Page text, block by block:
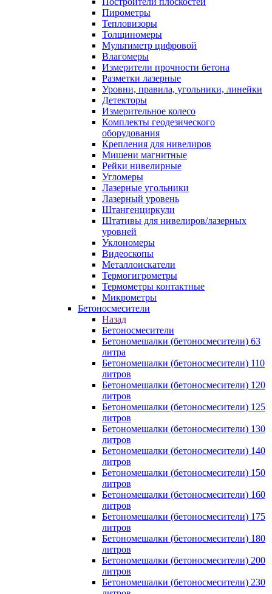
Пирометры
Тепловизоры
Толщиномеры
Мультиметр цифровой
Влагомеры
Измерители прочности бетона
Разметки лазерные
Уровни, правила, угольники, линейки
Детекторы
Измерительное колесо
Комплекты геодезического
оборудования
Крепления для нивелиров
Мишени магнитные
Рейки нивелирные
Угломеры
Лазерные угольники
Лазерный уровень
Штангенциркули
Штативы для нивелиров/лазерных
уровней
Уклономеры
Видеоскопы
Металлоискатели
Термогигрометры
Термометры контактные
Микрометры
Бетоносмесители
Назад
Бетоносмесители
Бетономешалки (бетоносмесители) 63
литра
Бетономешалки (бетоносмесители) 110
литров
Бетономешалки (бетоносмесители) 120
литров
Бетономешалки (бетоносмесители) 125
литров
Бетономешалки (бетоносмесители) 130
литров
Бетономешалки (бетоносмесители) 140
литров
Бетономешалки (бетоносмесители) 150
литров
Бетономешалки (бетоносмесители) 160
литров
Бетономешалки (бетоносмесители) 175
литров
Бетономешалки (бетоносмесители) 180
литров
Бетономешалки (бетоносмесители) 200
литров
Бетономешалки (бетоносмесители) 230